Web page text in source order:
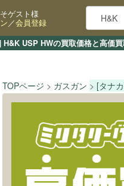
H&K USP HWの買取価格と高価
ゲスト様
／会員登録
TOPページ ガスガン [タナ